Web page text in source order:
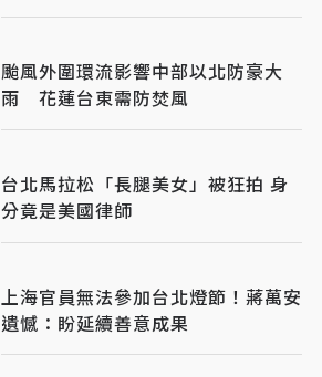
颱風外圍環流影響中部以北防豪大
雨 花蓮台東需防焚風
台北馬拉松「長腿美女」被狂拍 身
分竟是美國律師
上海官員無法參加台北燈節！蔣萬安
遺憾：盼延續善意成果